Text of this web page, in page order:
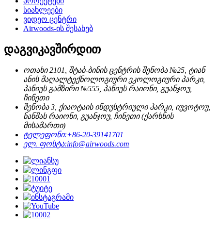
სიახლეები
ვიდეო ცენტრი
Airwoods-ის შესახებ
დაგვიკავშირდით
ოთახი 2101, შტაბ-ბინის ცენტრის შენობა №25, ტიან
ანის მაღალტექნოლოგიური ეკოლოგიური პარკი,
პანიუს გამზირი №555, პანიუს რაიონი, გუანჯოუ,
ჩინეთი
შენობა 3, ქიაოტაის ინდუსტრიული პარკი, იუვოტოუ,
ნანშას რაიონი, გუანჯოუ, ჩინეთი (ქარხნის
მისამართი)
ტელეფონი:+86-20-39141701
ელ. ფოსტა:info@airwoods.com